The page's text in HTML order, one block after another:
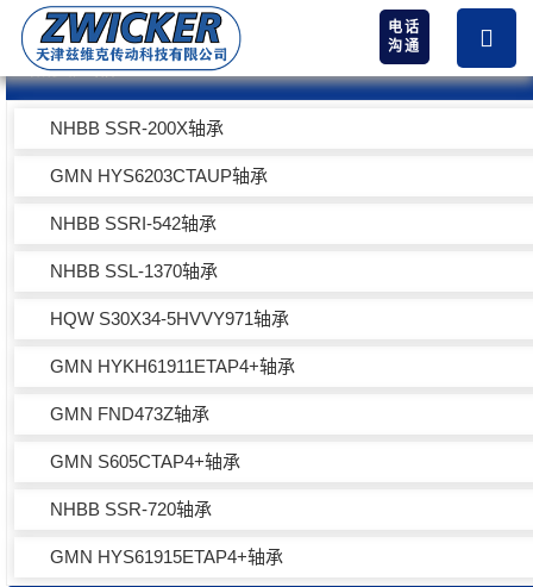
电话
沟通
热卖产品
NHBB SSR-200X轴承
GMN HYS6203CTAUP轴承
NHBB SSRI-542轴承
NHBB SSL-1370轴承
HQW S30X34-5HVVY971轴承
GMN HYKH61911ETAP4+轴承
GMN FND473Z轴承
GMN S605CTAP4+轴承
NHBB SSR-720轴承
GMN HYS61915ETAP4+轴承